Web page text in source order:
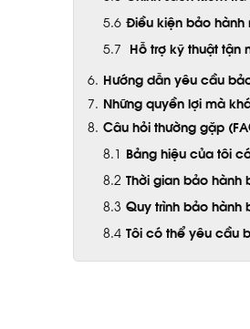
Điều kiện bảo hành
Hỗ trợ kỹ thuật tận
Hướng dẫn yêu cầu
Những quyền lợi mà
Câu hỏi thường gặp
Bảng hiệu của tôi
Thời gian bảo hành
Quy trình bảo hành
Tôi có thể yêu cầu